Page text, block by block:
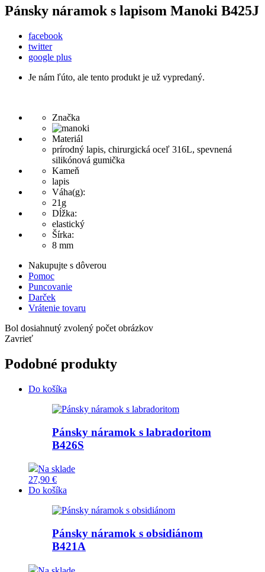
Pánsky náramok s lapisom Manoki B425J
facebook
twitter
google plus
Je nám ľúto, ale tento produkt je už vypredaný.
Značka
Materiál
prírodný lapis, chirurgická oceľ 316L, spevnená
silikónová gumička
Kameň
lapis
Váha(g):
21g
Dĺžka:
elastický
Šírka:
8 mm
Nakupujte s dôverou
Pomoc
Puncovanie
Darček
Vrátenie tovaru
Bol dosiahnutý zvolený počet obrázkov
Zavrieť
Podobné produkty
Do košíka
Pánsky náramok s labradoritom
B426S
Na sklade
27,90 €
Do košíka
Pánsky náramok s obsidiánom
B421A